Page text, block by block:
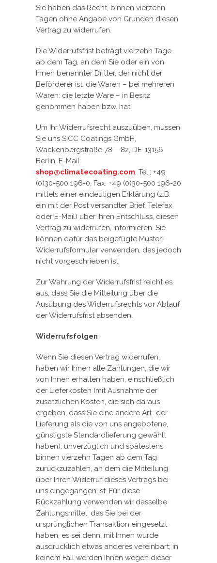
Sie haben das Recht, binnen vierzehn
Tagen ohne Angabe von Gründen diesen
Vertrag zu widerrufen.
Die Widerrufsfrist beträgt vierzehn Tage
ab dem Tag, an dem Sie oder ein von
Ihnen benannter Dritter, der nicht der
Beförderer ist, die Waren – bei mehreren
Waren: die letzte Ware – in Besitz
genommen haben bzw. hat.
Um Ihr Widerrufsrecht auszuüben, müssen
Sie uns SICC Coatings GmbH,
Wackenbergstraße 78 – 82, DE-13156
Berlin, E-Mail:
shop@climatecoating.com, Tel.: +49
(0)30-500 196-0, Fax: +49 (0)30-500 196-20
mittels einer eindeutigen Erklärung (z.B.
ein mit der Post versandter Brief, Telefax
oder E-Mail) über Ihren Entschluss, diesen
Vertrag zu widerrufen, informieren. Sie
können dafür das beigefügte Muster-
Widerrufsformular verwenden, das jedoch
nicht vorgeschrieben ist.
Zur Wahrung der Widerrufsfrist reicht es
aus, dass Sie die Mitteilung über die
Ausübung des Widerrufsrechts vor Ablauf
der Widerrufsfrist absenden.
Widerrufsfolgen
Wenn Sie diesen Vertrag widerrufen,
haben wir Ihnen alle Zahlungen, die wir
von Ihnen erhalten haben, einschließlich
der Lieferkosten (mit Ausnahme der
zusätzlichen Kosten, die sich daraus
ergeben, dass Sie eine andere Art der
Lieferung als die von uns angebotene,
günstigste Standardlieferung gewählt
haben), unverzüglich und spätestens
binnen vierzehn Tagen ab dem Tag
zurückzuzahlen, an dem die Mitteilung
über Ihren Widerruf dieses Vertrags bei
uns eingegangen ist. Für diese
Rückzahlung verwenden wir dasselbe
Zahlungsmittel, das Sie bei der
ursprünglichen Transaktion eingesetzt
haben, es sei denn, mit Ihnen wurde
ausdrücklich etwas anderes vereinbart; in
keinem Fall werden Ihnen wegen dieser